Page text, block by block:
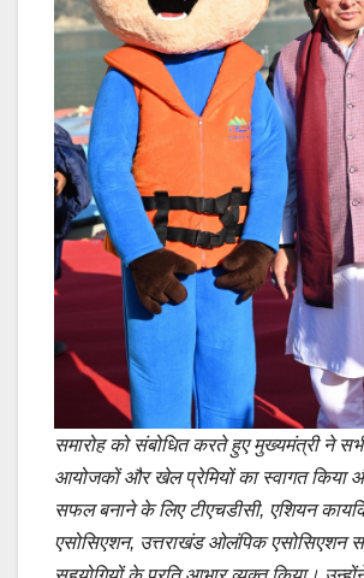
समारोह को संबोधित करते हुए मुख्यमंत्री ने सभी
आयोजकों और खेल प्रेमियों का स्वागत किया
सफल बनाने के लिए टीएचडीसी, एशियन
एसोसिएशन, उत्तराखंड ओलंपिक एसोसिएशन